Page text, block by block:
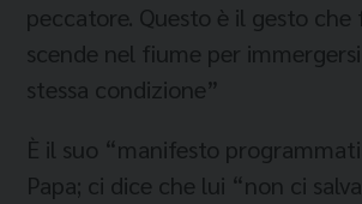
peccatore. Questo è il gesto che
scende nel fiume per
stessa condizione”
È il suo “manifesto
Papa; ci dice che lui “non ci